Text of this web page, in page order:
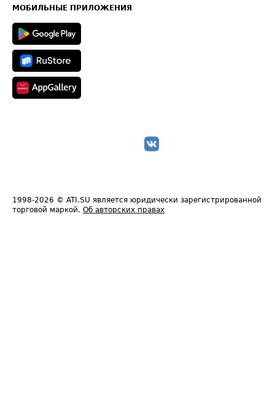
Техническая информация
МОБИЛЬНЫЕ ПРИЛОЖЕНИЯ
1998-2026 © ATI.SU является юридически зарегистрированной
торговой маркой. Об авторских правах